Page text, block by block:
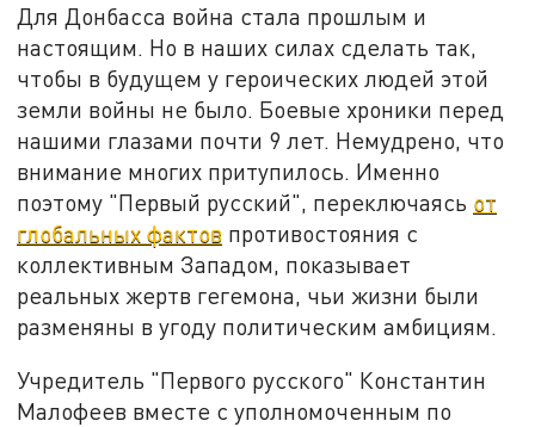
Для Донбасса война стала прошлым и
настоящим. Но в наших силах сделать так,
чтобы в будущем у героических людей этой
земли войны не было. Боевые хроники перед
нашими глазами почти 9 лет. Немудрено, что
внимание многих притупилось. Именно
поэтому "Первый русский", переключаясь от
глобальных фактов противостояния с
коллективным Западом, показывает
реальных жертв гегемона, чьи жизни были
разменяны в угоду политическим амбициям.
Учредитель "Первого русского" Константин
Малофеев вместе с уполномоченным по